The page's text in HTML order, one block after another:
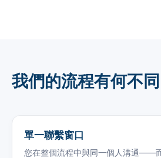
我們的流程有何不同
單一聯繫窗口
您在整個流程中與同一個人溝通——